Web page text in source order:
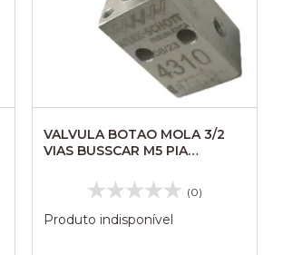
VALVULA BOTAO MOLA 3/2
VIAS BUSSCAR M5 PIA
(0)
Produto indisponível